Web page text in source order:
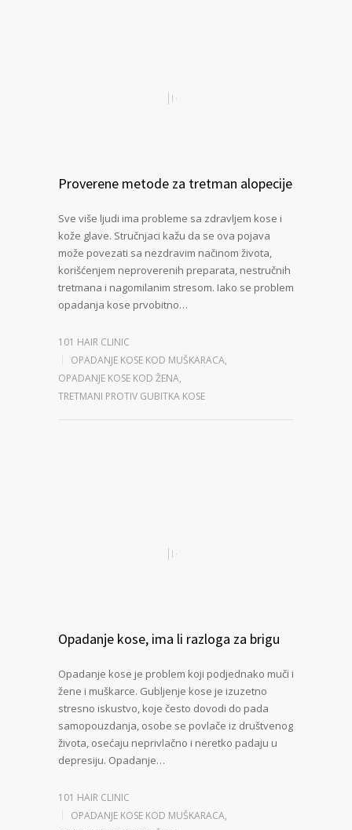
Proverene metode za tretman alopecije
Sve više ljudi ima probleme sa zdravljem kose i
kože glave. Stručnjaci kažu da se ova pojava
može povezati sa nezdravim načinom života,
korišćenjem neproverenih preparata, nestručnih
tretmana i nagomilanim stresom. Iako se problem
opadanja kose prvobitno…
101 HAIR CLINIC
OPADANJE KOSE KOD MUŠKARACA,
OPADANJE KOSE KOD ŽENA,
TRETMANI PROTIV GUBITKA KOSE
Opadanje kose, ima li razloga za brigu
Opadanje kose je problem koji podjednako muči i
žene i muškarce. Gubljenje kose je izuzetno
stresno iskustvo, koje često dovodi do pada
samopouzdanja, osobe se povlače iz društvenog
života, osećaju neprivlačno i neretko padaju u
depresiju. Opadanje…
101 HAIR CLINIC
OPADANJE KOSE KOD MUŠKARACA,